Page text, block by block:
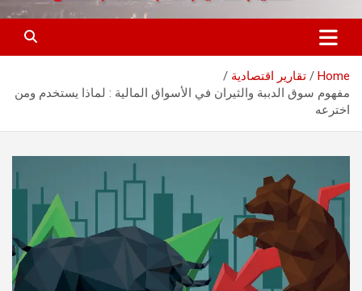
كواليس المال
اخبار اقتصاد فلسطين و العالم و تقارير اسواق المال و العملات
Home
تقارير اقتصادية
مفهوم سوق الدببة والثيران في الأسواق المالية : لماذا يستخدم ومن
اخترعه